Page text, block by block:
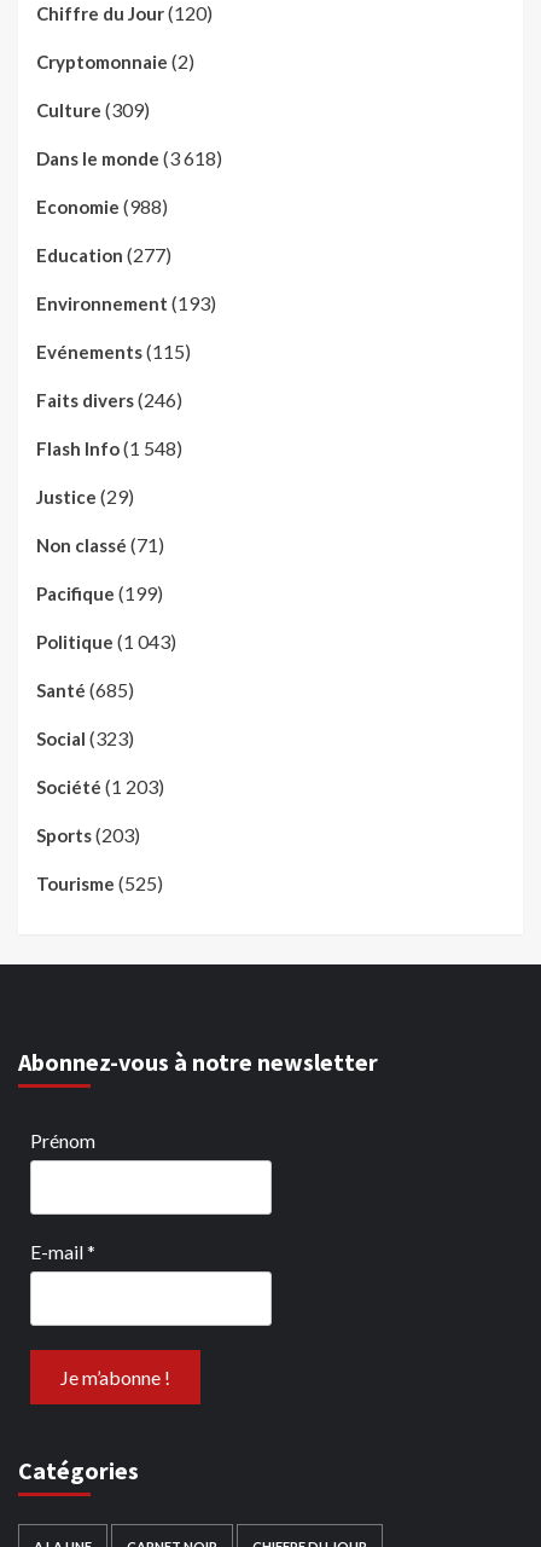
Chiffre du Jour(120)
Cryptomonnaie (2)
Culture (309)
Dans le monde (3 618)
Economie (988)
Education (277)
Environnement (193)
Evénements(115)
Faits divers(246)
Flash Info(1 548)
Justice (29)
Non classé (71)
Pacifique (199)
Politique (1 043)
Santé (685)
Social (323)
Société (1 203)
Sports(203)
Tourisme (525)
Abonnez-vous à notre newsletter
Prénom
E-mail*
Catégories